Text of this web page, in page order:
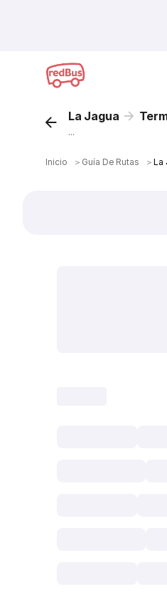
La Jagua
...
Inicio ＞ Guía De Rutas ＞La